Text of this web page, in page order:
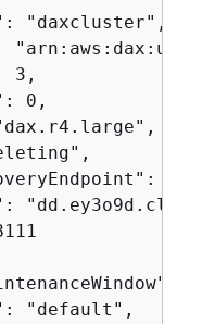
"daxcluster",
3,
0,
"default",